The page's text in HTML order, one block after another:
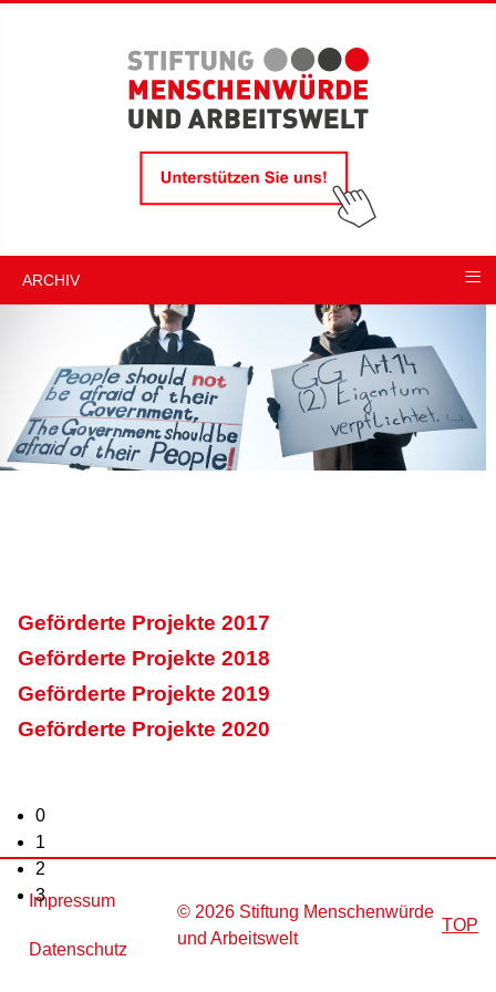
ARCHIV ≡
0
1
2
3
Geförderte Projekte 2017
Geförderte Projekte 2018
Geförderte Projekte 2019
Geförderte Projekte 2020
Impressum
Datenschutz
© 2026 Stiftung Menschenwürde
und Arbeitswelt
TOP